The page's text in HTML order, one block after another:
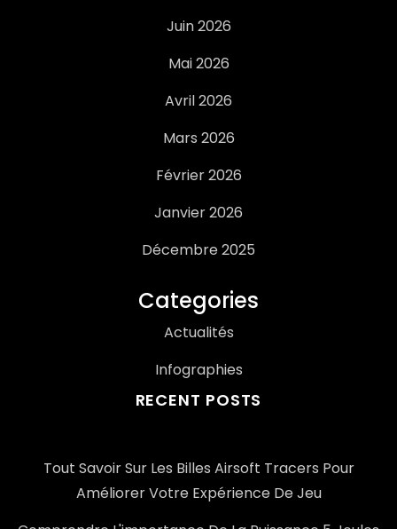
Juin 2026
Mai 2026
Avril 2026
Mars 2026
Février 2026
Janvier 2026
Décembre 2025
Categories
Actualités
Infographies
RECENT POSTS
Tout Savoir Sur Les Billes Airsoft Tracers Pour
Améliorer Votre Expérience De Jeu